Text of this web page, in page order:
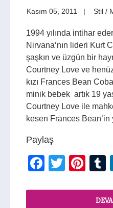
Kasım 05, 2011 Stil /
1994 yılında intihar
Nirvana‘nın lideri Kurt
şaşkın ve üzgün bir
Courtney Love ve
kızı Frances Bean
minik bebek artık 19
Courtney Love ile
kesen Frances
Paylaş
Twitter